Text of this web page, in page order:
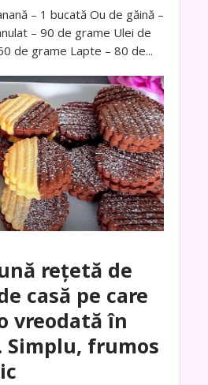
– 1 bucată Ou de găină –
– 90 de grame Ulei de
de grame Lapte – 80 de...
rețetă de
casă pe care
vreodată în
Simplu, frumos